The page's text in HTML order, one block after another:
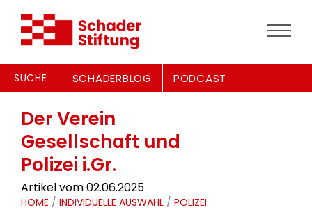
SUCHE SCHADERBLOG PODCAST
Der Verein
Gesellschaft und
Polizei i.Gr.
Artikel vom 02.06.2025
HOME / INDIVIDUELLE AUSWAHL / POLIZEI